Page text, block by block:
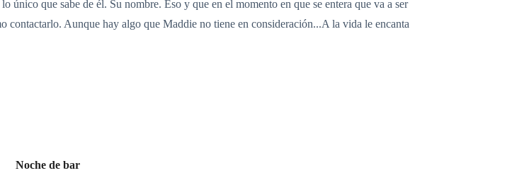
único que sabe de él. Su nombre. Eso y que en el momento en que se entera que va a ser
contactarlo. Aunque hay algo que Maddie no tiene en consideración...A la vida le encanta
Noche de bar